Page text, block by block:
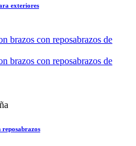
exteriores
reposabrazos